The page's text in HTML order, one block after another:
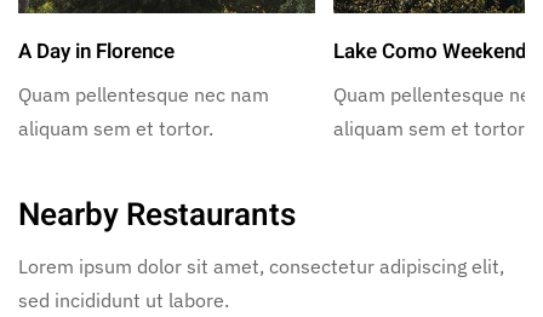
A Day in Florence
Quam pellentesque nec nam
aliquam sem et tortor.
Lake Como Weekend
Quam pellentesque
aliquam sem et tortor.
Nearby Restaurants
Lorem ipsum dolor sit amet, consectetur adipiscing elit,
sed incididunt ut labore.